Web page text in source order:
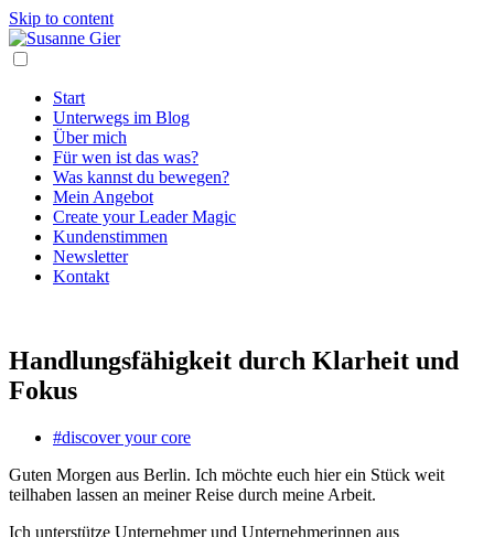
Skip to content
Start
Unterwegs im Blog
Über mich
Für wen ist das was?
Was kannst du bewegen?
Mein Angebot
Create your Leader Magic
Kundenstimmen
Newsletter
Kontakt
Handlungsfähigkeit durch Klarheit und
Fokus
#discover your core
Guten Morgen aus Berlin. Ich möchte euch hier ein Stück weit
teilhaben lassen an meiner Reise durch meine Arbeit.
Ich unterstütze Unternehmer und Unternehmerinnen aus